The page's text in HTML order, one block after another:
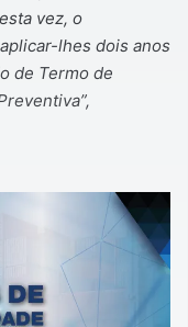
vez, o
lhes dois anos
de Termo de